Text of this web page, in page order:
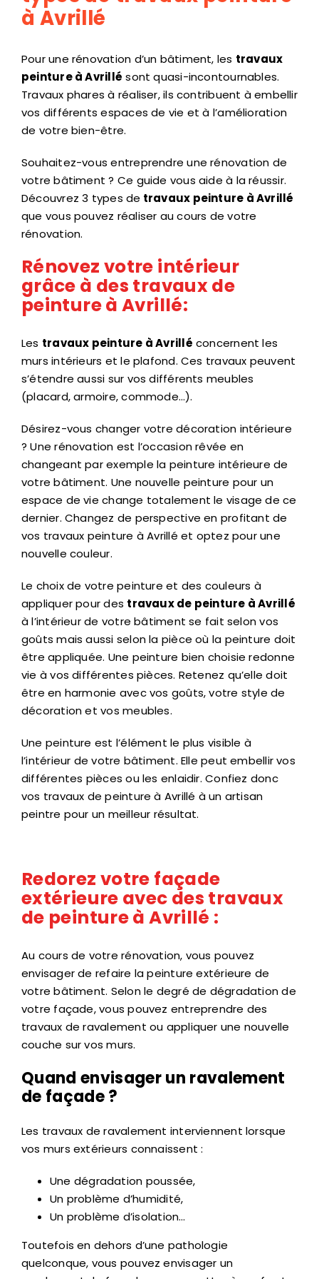
à Avrillé
Pour une rénovation d’un bâtiment, les travaux
peinture à Avrillé sont quasi-incontournables.
Travaux phares à réaliser, ils contribuent à embellir
vos différents espaces de vie et à l’amélioration
de votre bien-être.
Souhaitez-vous entreprendre une rénovation de
votre bâtiment ? Ce guide vous aide à la réussir.
Découvrez 3 types de travaux peinture à Avrillé
que vous pouvez réaliser au cours de votre
rénovation.
Rénovez votre intérieur
grâce à des travaux de
peinture à Avrillé:
Les travaux peinture à Avrillé concernent les
murs intérieurs et le plafond. Ces travaux peuvent
s’étendre aussi sur vos différents meubles
(placard, armoire, commode…).
Désirez-vous changer votre décoration intérieure
? Une rénovation est l’occasion rêvée en
changeant par exemple la peinture intérieure de
votre bâtiment. Une nouvelle peinture pour un
espace de vie change totalement le visage de ce
dernier. Changez de perspective en profitant de
vos travaux peinture à Avrillé et optez pour une
nouvelle couleur.
Le choix de votre peinture et des couleurs à
appliquer pour des travaux de peinture à Avrillé
à l’intérieur de votre bâtiment se fait selon vos
goûts mais aussi selon la pièce où la peinture doit
être appliquée. Une peinture bien choisie redonne
vie à vos différentes pièces. Retenez qu’elle doit
être en harmonie avec vos goûts, votre style de
décoration et vos meubles.
Une peinture est l’élément le plus visible à
l’intérieur de votre bâtiment. Elle peut embellir vos
différentes pièces ou les enlaidir. Confiez donc
vos travaux de peinture à Avrillé à un artisan
peintre pour un meilleur résultat.
Redorez votre façade
extérieure avec des travaux
de peinture à Avrillé :
Au cours de votre rénovation, vous pouvez
envisager de refaire la peinture extérieure de
votre bâtiment. Selon le degré de dégradation de
votre façade, vous pouvez entreprendre des
travaux de ravalement ou appliquer une nouvelle
couche sur vos murs.
Quand envisager un ravalement
de façade ?
Les travaux de ravalement interviennent lorsque
vos murs extérieurs connaissent :
Une dégradation poussée,
Un problème d’humidité,
Un problème d’isolation…
Toutefois en dehors d’une pathologie
quelconque, vous pouvez envisager un